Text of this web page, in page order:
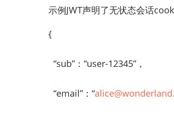
示例JWT声明了无状态会话
{
“sub”：“user-12345”，
“email”：“